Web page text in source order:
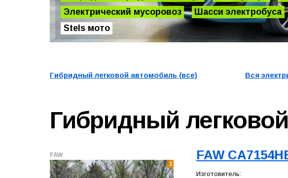
Электрический мусоровоз
Шасси электробуса
Stels мото
Гибридный легковой автомобиль (все) Вся
Гибридный
FAW
1
FAW
Изготовитель: